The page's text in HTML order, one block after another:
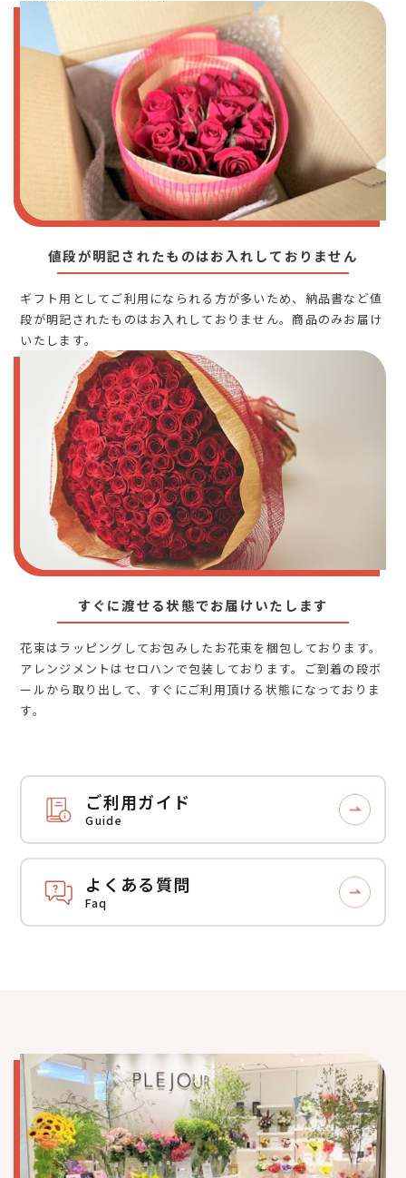
値段が明記されたものはお入れしておりません
ギフト用としてご利用になられる方が多いため、納品書など値
段が明記されたものはお入れしておりません。商品のみお届け
いたします。
すぐに渡せる状態でお届けいたします
花束はラッピングしてお包みしたお花束を梱包しております。
アレンジメントはセロハンで包装しております。ご到着の段ボ
ールから取り出して、すぐにご利用頂ける状態になっておりま
す。
ご利用ガイド
Guide
よくある質問
Faq